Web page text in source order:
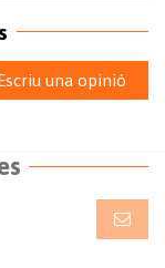
una opinió